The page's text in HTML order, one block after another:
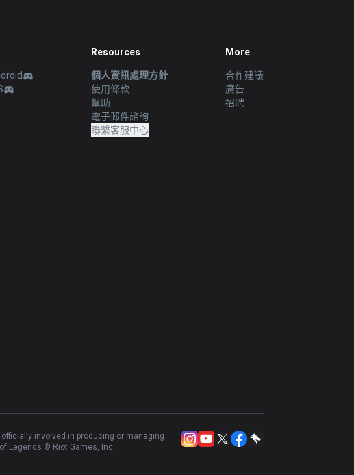
Resources
個人資訊處理方針
使用條款
幫助
電子郵件諮詢
聯繫客服中心
More
合作建議
廣告
招聘
involved in producing or managing
Legends © Riot Games, Inc.